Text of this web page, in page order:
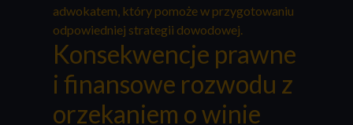
adwokatem, który pomoże w przygotowaniu
odpowiedniej strategii dowodowej.
Konsekwencje prawne
i finansowe rozwodu z
orzekaniem o winie